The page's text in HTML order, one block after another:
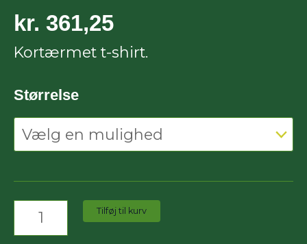
5.00 ud af 5
kundebedømmelse
kr. 361,25
Kortærmet t-shirt.
Størrelse
Tilføj til kurv